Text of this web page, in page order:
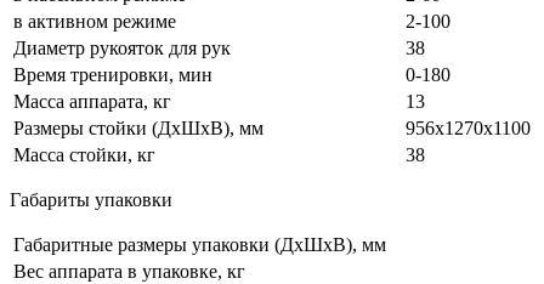
в активном режиме
2-100
Диаметр рукояток для рук
38
Время тренировки, мин
0-180
Масса аппарата, кг
13
Размеры стойки (ДхШхВ), мм
956х1270х1100
Масса стойки, кг
38
Габариты упаковки
Габаритные размеры упаковки (ДхШхВ), мм
Вес аппарата в упаковке, кг